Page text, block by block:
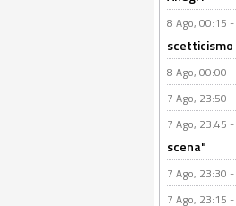
8 Ago, 00:15 -
8 Ago, 00:00 -
7 Ago, 23:50 -
7 Ago, 23:45 -
scena"
7 Ago, 23:30 -
7 Ago, 23:15 -